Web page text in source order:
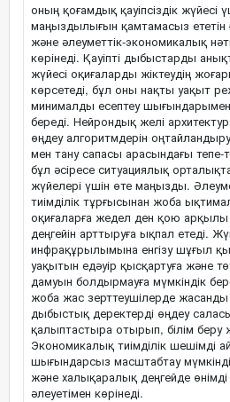
оның қоғамдық қауіпсіздік жүйесі
маңыздылығын қамтамасыз
және әлеуметтік-экономикалық
көрінеді. Қауіпті дыбыстарды
жүйесі оқиғаларды жіктеудің
көрсетеді, бұл оны нақты уақыт
минималды есептеу шығындарымен
береді. Нейрондық желі
өңдеу алгоритмдерін
мен тану сапасы арасындағы тепе-
бұл әсіресе ситуациялық
жүйелері үшін өте маңызды.
тиімділік тұрғысынан жоба
оқиғаларға жедел ден қою арқылы
деңгейін арттыруға ықпал етеді.
инфрақұрылымына енгізу шұғыл
уақытын едәуір қысқартуға және
дамуын болдырмауға мүмкіндік
жоба жас зерттеушілерде
дыбыстық деректерді өңдеу
қалыптастыра отырып, білім беру
Экономикалық тиімділік шешімді
шығындарсыз масштабтау
және халықаралық деңгейде
әлеуетімен көрінеді.